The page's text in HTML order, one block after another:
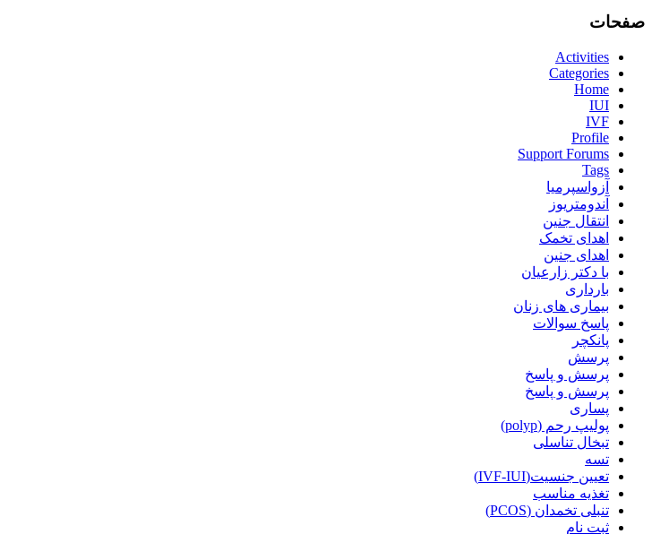
صفحات
Activities
Categories
Home
IUI
IVF
Profile
Support Forums
Tags
آزواسپرمیا
آندومتریوز
انتقال جنین
اهدای تخمک
اهدای جنین
با دکتر زارعیان
بارداری
بیماری های زنان
پاسخ سوالات
پانکچر
پرسش
پرسش و پاسخ
پرسش و پاسخ
پساری
پولیپ رحم (polyp)
تبخال تناسلی
تسه
تعیین جنسیت(IVF-IUI)
تغذیه مناسب
تنبلی تخمدان (PCOS)
ثبت نام